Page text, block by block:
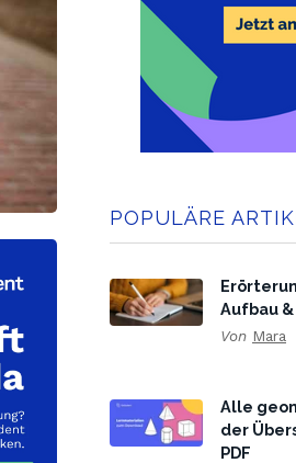
POPULÄRE
Aufbau &
Von Mara
Alle
der
PDF